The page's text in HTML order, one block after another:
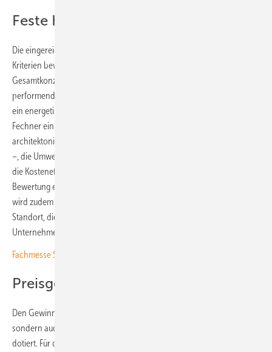
Feste Kriterien für die Bewertung
Die eingereichten Projekte und Konzepte werden anhand mehrerer
Kriterien bewertet. An erster Stelle steht ein schlüssiges energetisches
Gesamtkonzept. „Nur schöne Photovoltaik in ein schlecht
performendes Gebäude einzufügen, reicht nicht aus. Es muss wirklich
ein energetisches Gesamtkonzept dahinterstehen“, beschreibt
Fechner ein Beispiel. Zusätzlich dazu fließen auch die
architektonische Qualität – insbesondere bei der Bauwerksintegration
–, die Umweltverträglichkeit inklusive Recycling und Nachhaltigkeit,
die Kosteneffizienz sowie die Kommunikation des Projekts in die
Bewertung ein. Da es sich um einen österreichischen Award handelt,
wird zudem ein Bezug zu Österreich vorausgesetzt, sei es über den
Standort, die Planungsbeteiligten oder die ausführenden
Unternehmen.
Fachmesse Solar Solutions startet im April in Wien
Preisgelder ausgelobt
Den Gewinnern des Awards winken aber nicht nur Renommee,
sondern auch ein Preisgeld. So ist der erste Platz mit 5.000 Euro
dotiert. Für den zweiten Platz gibt es 3.00 Euro und der Drittplatzierte